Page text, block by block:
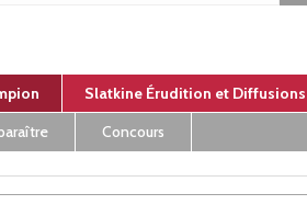
Slatkine Érudition et Diffusions
Concours